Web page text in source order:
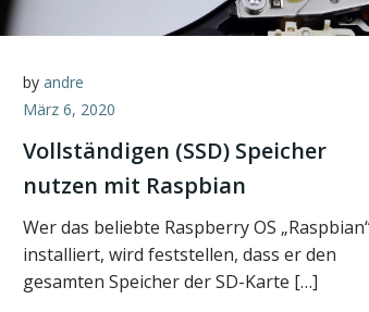
by andre
März 6, 2020
Vollständigen (SSD) Speicher
nutzen mit Raspbian
Wer das beliebte Raspberry OS
installiert, wird feststellen, dass er den
gesamten Speicher der SD-Karte […]